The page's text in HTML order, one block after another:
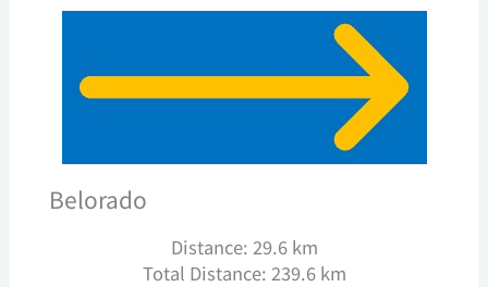
Belorado
Distance: 29.6 km
Total Distance: 239.6 km